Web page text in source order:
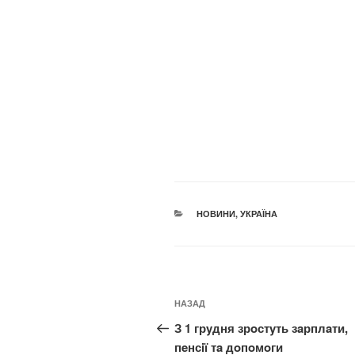
КАТЕГОРІЇ
НОВИНИ, УКРАЇНА
Навігація
записів
Попередній
запис:
НАЗАД
З 1 грyдня зрoстyть зaрплaти,
пeнсiї тa дoпoмoги